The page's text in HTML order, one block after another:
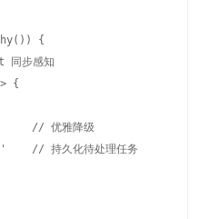
{
同步感知
{
// 优雅降级
// 持久化待处理任务